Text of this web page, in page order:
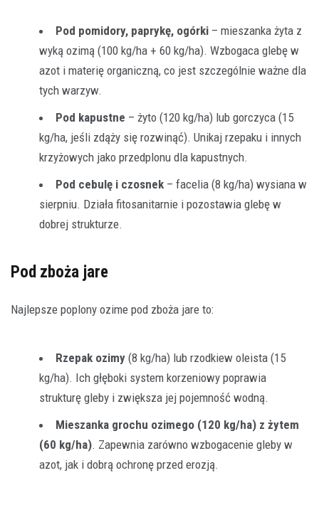
Pod pomidory, paprykę, ogórki – mieszanka żyta z
wyką ozimą (100 kg/ha + 60 kg/ha). Wzbogaca glebę w
azot i materię organiczną, co jest szczególnie ważne dla
tych warzyw.
Pod kapustne – żyto (120 kg/ha) lub gorczyca (15
kg/ha, jeśli zdąży się rozwinąć). Unikaj rzepaku i innych
krzyżowych jako przedplonu dla kapustnych.
Pod cebulę i czosnek – facelia (8 kg/ha) wysiana w
sierpniu. Działa fitosanitarnie i pozostawia glebę w
dobrej strukturze.
Pod zboża jare
Najlepsze poplony ozime pod zboża jare to:
Rzepak ozimy (8 kg/ha) lub rzodkiew oleista (15
kg/ha). Ich głęboki system korzeniowy poprawia
strukturę gleby i zwiększa jej pojemność wodną.
Mieszanka grochu ozimego (120 kg/ha) z żytem
(60 kg/ha). Zapewnia zarówno wzbogacenie gleby w
azot, jak i dobrą ochronę przed erozją.